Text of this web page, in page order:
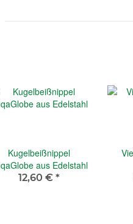
Kugelbeißnippel
aus Edelstahl
12,60 € *